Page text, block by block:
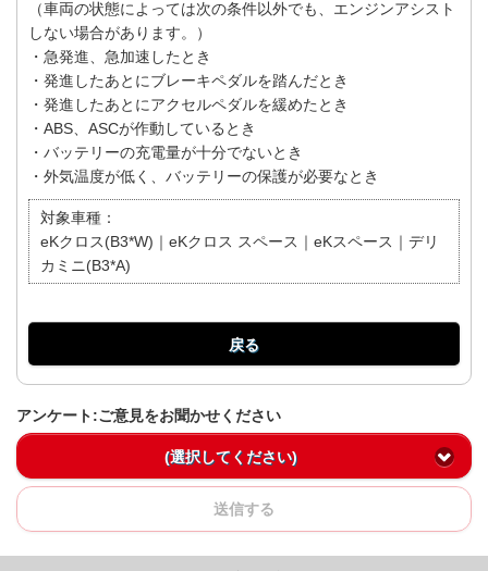
（車両の状態によっては次の条件以外でも、エンジンアシスト
しない場合があります。）
・急発進、急加速したとき
・発進したあとにブレーキペダルを踏んだとき
・発進したあとにアクセルペダルを緩めたとき
・ABS、ASCが作動しているとき
・バッテリーの充電量が十分でないとき
・外気温度が低く、バッテリーの保護が必要なとき
対象車種：
eKクロス(B3*W)｜eKクロス スペース｜eKスペース｜デリ
カミニ(B3*A)
戻る
アンケート:ご意見をお聞かせください
(選択してください)
送信する